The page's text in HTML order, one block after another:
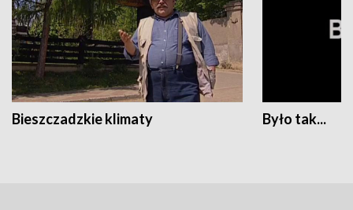
Bieszczadzkie klimaty Było tak...